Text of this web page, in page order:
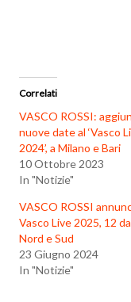
Correlati
VASCO ROSSI:
nuove date al ‘Vasco
2024’, a Milano e Bari
10 Ottobre 2023
In "Notizie"
VASCO ROSSI
Vasco Live 2025, 12
Nord e Sud
23 Giugno 2024
In "Notizie"